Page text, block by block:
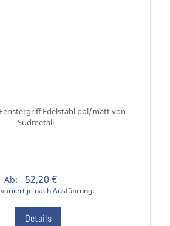
Edelstahl pol/matt von
Südmetall
Ab: 52,20 €
variiert je nach Ausführung.
Details